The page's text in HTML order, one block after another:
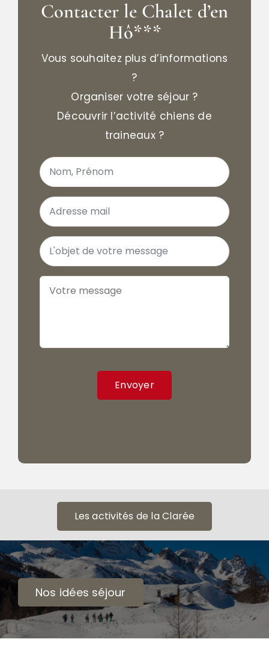
Contacter le Chalet d’en
Hô***
Vous souhaitez plus d’informations
?
Organiser votre séjour ?
Découvrir l’activité chiens de
traineaux ?
Envoyer
Les activités de la Clarée
Nos idées séjour